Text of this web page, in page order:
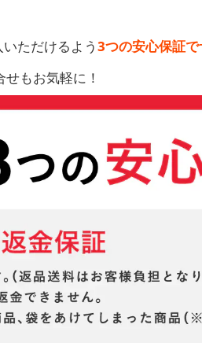
ただけるよう3つの安心保証
もお気軽に！